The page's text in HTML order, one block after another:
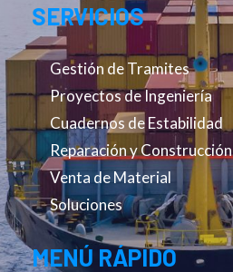
SERVICIOS
Gestión de Tramites
Proyectos de Ingeniería
Cuadernos de Estabilidad
Reparación y Construcción
Venta de Material
Soluciones
MENÚ RÁPIDO